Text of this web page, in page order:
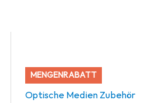
MENGENRABATT
Optische Medien Zubehör